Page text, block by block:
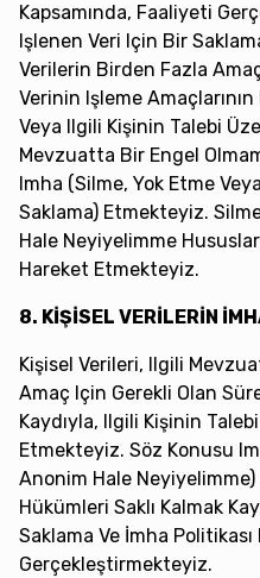
Kapsamında, Faaliyeti
Işlenen Veri Için Bir
Verilerin Birden Fazla
Verinin Işleme
Veya Ilgili Kişinin Talebi
Mevzuatta Bir Engel
Imha (silme, Yok Etme
Saklama) Etmekteyiz.
Hale Neyiyelimme
Hareket Etmekteyiz.
8. KİŞİSEL VERİLERİN
Kişisel Verileri, Ilgili
Amaç Için Gerekli Olan
Kaydıyla, Ilgili Kişinin
Etmekteyiz. Söz Konusu
Anonim Hale
Hükümleri Saklı Kalmak
Saklama Ve İmha Politikası
Gerçekleştirmekteyiz.